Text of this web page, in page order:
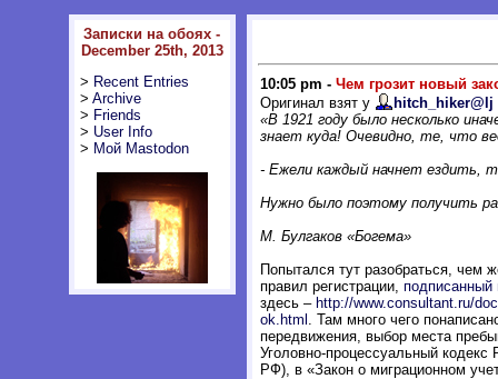
Записки на обоях -
December 25th, 2013
> Recent Entries
> Archive
> Friends
> User Info
> Мой Mastodon
10:05 pm - Чем грозит новый
Оригинал взят у
hitch_hiker@lj
«В 1921 году было несколько
знает куда! Очевидно, те, что
- Ежели каждый начнет ездить,
Нужно было поэтому получить
М. Булгаков «Богема»
Попытался тут разобраться, чем
правил регистрации, подписанный
здесь – http://www.consultant.ru/
ok.html . Там много чего
передвижения, выбор места
Уголовно-процессуальный
РФ), в «Закон о миграционном